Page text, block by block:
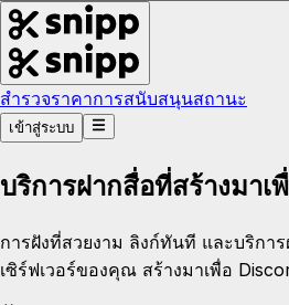
สำรวจราคาการสนับสนุนสถานะ
เข้าสู่ระบบ
บริการฝากสื่อที่สร้างมา
การฝังที่สวยงาม ลิงก์ทันที และบริกา
เซิร์ฟเวอร์ของคุณ สร้างมาเพื่อ